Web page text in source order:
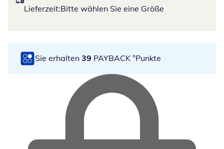
Lieferzeit:Bitte wählen Sie eine Größe
Sie erhalten 39 PAYBACK °Punkte